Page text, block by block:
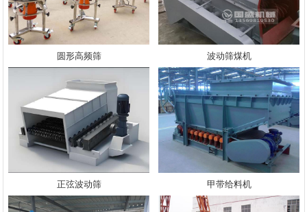
圆形高频筛 波动筛煤机
正弦波动筛 甲带给料机